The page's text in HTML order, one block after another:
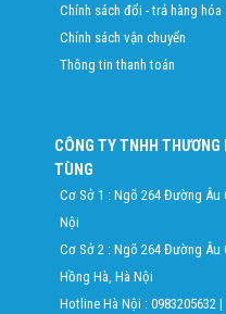
Chính sách đổi - trả hàng hóa
Chính sách vận chuyển
Thông tin thanh toán
CÔNG TY TNHH
TÙNG
Cơ Sở 1 : Ngõ 264 Đường Âu
Nội
Cơ Sở 2 : Ngõ 264 Đường Âu
Hồng Hà, Hà Nội
Hotline Hà Nội : 0983205632 |